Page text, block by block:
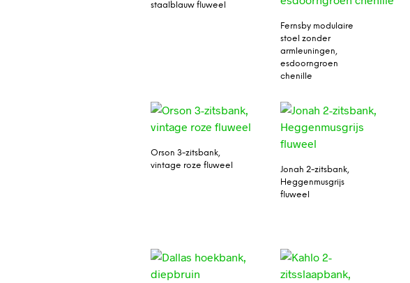
staalblauw fluweel
Fernsby modulaire
stoel zonder
armleuningen,
esdoorngroen
chenille
Orson 3-zitsbank,
vintage roze fluweel
Jonah 2-zitsbank,
Heggenmusgrijs
fluweel